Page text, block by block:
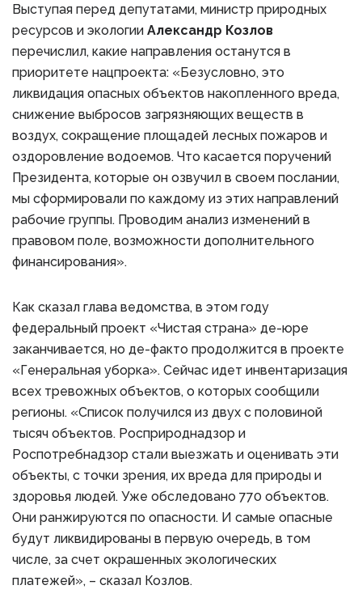
Выступая перед депутатами, министр природных
ресурсов и экологии Александр Козлов
перечислил, какие направления останутся в
приоритете нацпроекта: «Безусловно, это
ликвидация опасных объектов накопленного вреда,
снижение выбросов загрязняющих веществ в
воздух, сокращение площадей лесных пожаров и
оздоровление водоемов. Что касается поручений
Президента, которые он озвучил в своем послании,
мы сформировали по каждому из этих направлений
рабочие группы. Проводим анализ изменений в
правовом поле, возможности дополнительного
финансирования».
Как сказал глава ведомства, в этом году
федеральный проект «Чистая страна» де-юре
заканчивается, но де-факто продолжится в проекте
«Генеральная уборка». Сейчас идет инвентаризация
всех тревожных объектов, о которых сообщили
регионы. «Список получился из двух с половиной
тысяч объектов. Росприроднадзор и
Роспотребнадзор стали выезжать и оценивать эти
объекты, с точки зрения, их вреда для природы и
здоровья людей. Уже обследовано 770 объектов.
Они ранжируются по опасности. И самые опасные
будут ликвидированы в первую очередь, в том
числе, за счет окрашенных экологических
платежей», – сказал Козлов.